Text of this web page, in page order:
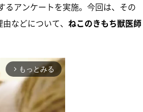
るアンケートを実施。今回は、その
などについて、 ねこのきもち獣医師
arrow_forward_ios もっとみる